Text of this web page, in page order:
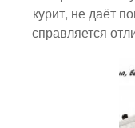
курит, не даёт
справляется